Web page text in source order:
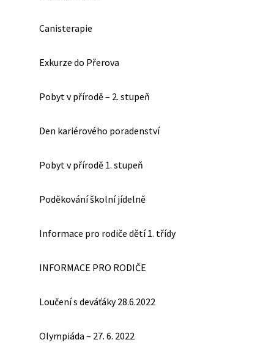
Canisterapie
Exkurze do Přerova
Pobyt v přírodě – 2. stupeň
Den kariérového poradenství
Pobyt v přírodě 1. stupeň
Poděkování školní jídelně
Informace pro rodiče dětí 1. třídy
INFORMACE PRO RODIČE
Loučení s deváťáky 28.6.2022
Olympiáda – 27. 6. 2022